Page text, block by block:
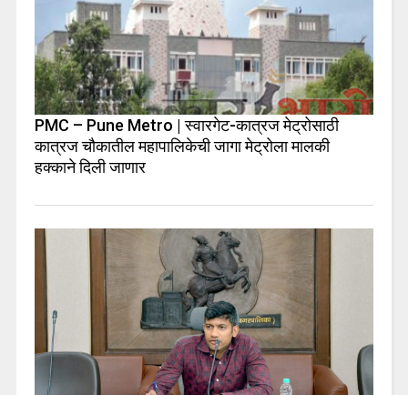
PMC – Pune Metro | स्वारगेट-कात्रज मेट्रोसाठी
कात्रज चौकातील महापालिकेची जागा मेट्रोला मालकी
हक्काने दिली जाणार